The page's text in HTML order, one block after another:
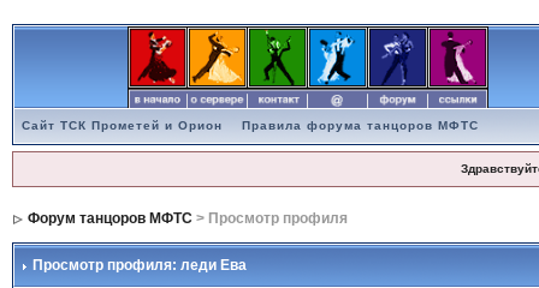
Сайт ТСК Прометей и Орион Правила форума танцоров МФТС
Форум танцоров МФТС> Просмотр профиля
Просмотр профиля: леди Ева